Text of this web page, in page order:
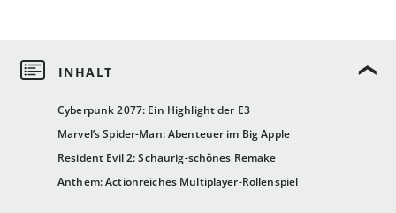
Cyberpunk 2077: Ein Highlight der E3
Marvel’s Spider-Man: Abenteuer im Big Apple
Resident Evil 2: Schaurig-schönes Remake
Anthem: Actionreiches Multiplayer-Rollenspiel